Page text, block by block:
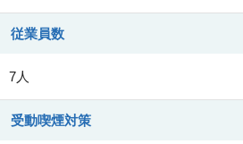
従業員数
7人
受動喫煙対策